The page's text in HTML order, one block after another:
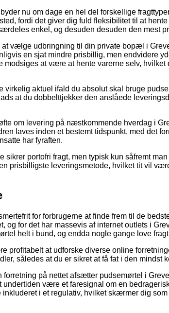
nu om dage en hel del forskellige
fordi det giver dig fuld fleksibilitet til at
enkel, og desuden desuden den mest
at vælge udbringning til din private bopæl i
en sjat mindre prisbillig, men endvidere
modsiges at være at hente varerne selv,
virkelig aktuel ifald du absolut skal bruge
at du dobbelttjekker den anslåede
om levering på næstkommende hverdag i
laves inden et bestemt tidspunkt, med det
har fyraften.
sikrer portofri fragt, men typisk kun såfremt
prisbilligste leveringsmetode, hvilket tit vil
for forbrugerne at finde frem til de
og for det har massevis af internet outlets i
helt i bund, og endda nogle gange love
profitabelt at udforske diverse online
således at du er sikret at få fat i den mindst
på nettet afsætter pudsemørtel i
være et faresignal om en
i et regulativ, hvilket skærmer dig